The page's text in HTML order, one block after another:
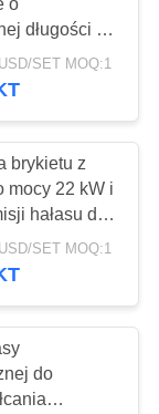
763
długości do
SET MOQ:1
brykietu z
mocy 22 kW i
hałasu do
szkół
SET MOQ:1
do